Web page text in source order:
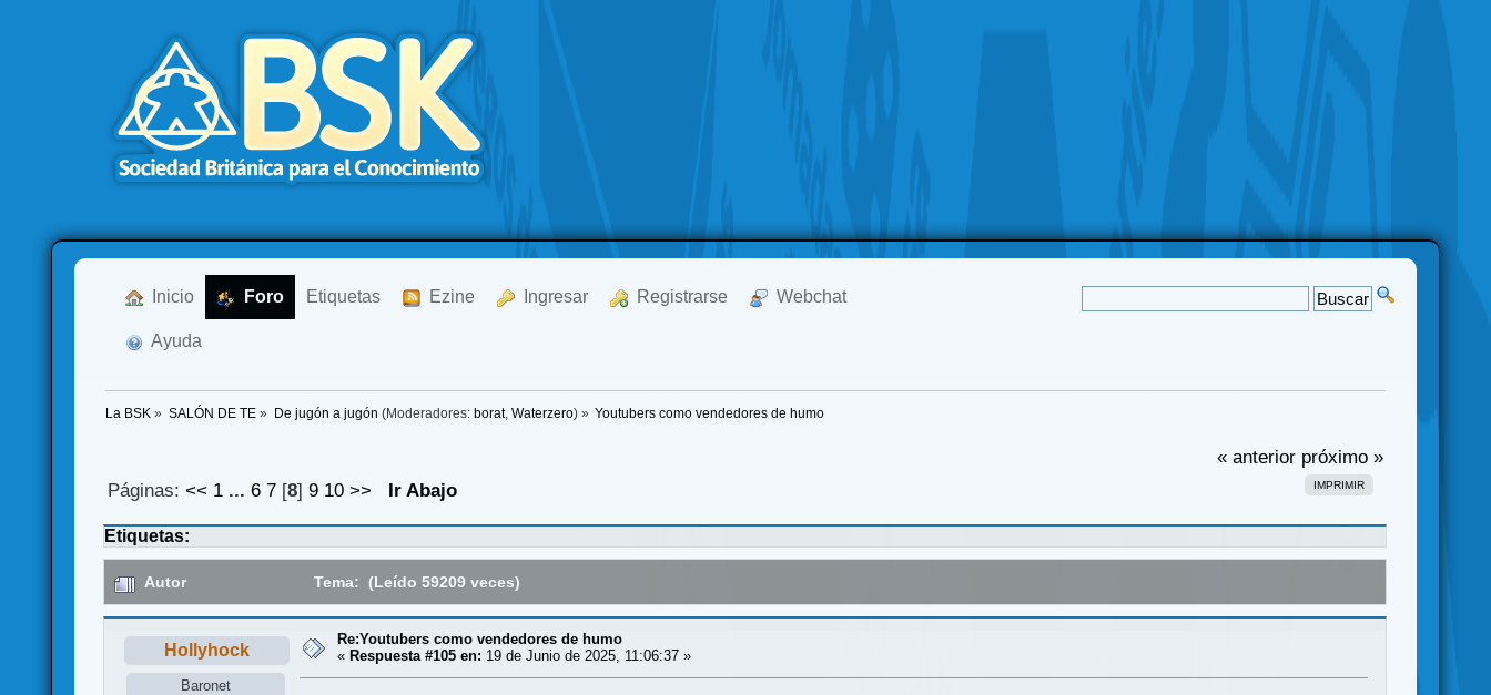
Inicio Foro Etiquetas Ezine Ingresar Registrarse Webchat
Ayuda
La BSK » SALÓN DE TE » De jugón a jugón (Moderadores: borat, Waterzero) » Youtubers como vendedores de humo
« anterior próximo »
IMPRIMIR
Páginas: << 1 ... 6 7[8] 9 10 >> Ir Abajo
Etiquetas:
Autor Tema: (Leído 59209 veces)
Hollyhock
Baronet
Re:Youtubers como vendedores de humo
« Respuesta #105 en: 19 de Junio de 2025, 11:06:37 »